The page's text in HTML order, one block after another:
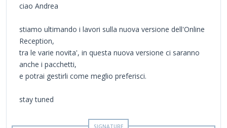
ciao Andrea
stiamo ultimando i lavori sulla nuova versione dell'Online
Reception,
tra le varie novita', in questa nuova versione ci saranno
anche i pacchetti,
e potrai gestirli come meglio preferisci.
stay tuned